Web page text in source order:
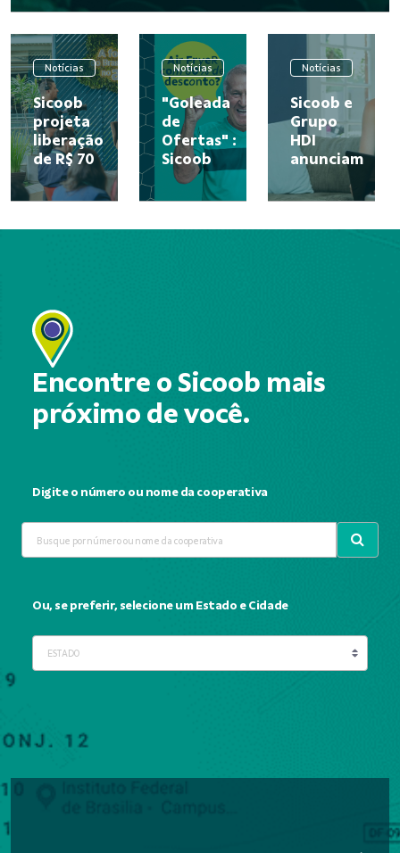
Notícias
Sicoob
projeta
liberação
de R$ 70
bilhões
em
rural
26/27
Notícias
"Goleada
de
Ofertas" :
Sicoob
convoca
craques
futebol
Notícias
Sicoob e
Grupo
HDI
anunciam
parceria
e lançam
que une
Encontre o Sicoob mais
próximo de você.
Digite o número ou nome da cooperativa
Ou, se preferir, selecione um Estado e Cidade